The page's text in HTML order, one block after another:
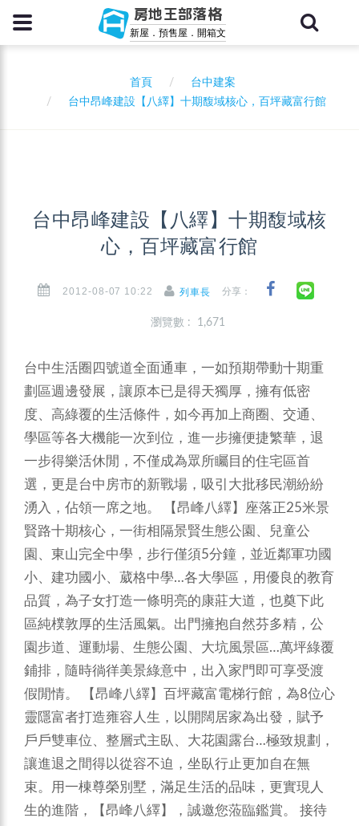
房地王部落格
新屋．預售屋．開箱文
首頁
台中建案
台中昂峰建設【八繹】十期馥域核心，百坪藏富行館
台中昂峰建設【八繹】十期馥域核
心，百坪藏富行館
2012-08-07 10:22 列車長 分享：
瀏覽數 : 1,671
台中生活圈四號道全面通車，一如預期帶動十期重
劃區週邊發展，讓原本已是得天獨厚，擁有低密
度、高綠覆的生活條件，如今再加上商圈、交通、
學區等各大機能一次到位，進一步擁便捷繁華，退
一步得樂活休閒，不僅成為眾所矚目的住宅區首
選，更是台中房市的新戰場，吸引大批移民潮紛紛
湧入，佔領一席之地。
【昂峰八繹】座落正25米景
賢路十期核心，一街相隔景賢生態公園、兒童公
園、東山完全中學，步行僅須5分鐘，並近鄰軍功國
小、建功國小、葳格中學…各大學區，用優良的教育
品質，為子女打造一條明亮的康莊大道，也奠下此
區純樸敦厚的生活風氣。出門擁抱自然芬多精，公
園步道、運動場、生態公園、大坑風景區…萬坪綠覆
鋪排，隨時徜徉美景綠意中，出入家門即可享受渡
假閒情。
【昂峰八繹】百坪藏富電梯行館，為8位心
靈隱富者打造雍容人生，以開闊居家為出發，賦予
戶戶雙車位、整層式主臥、大花園露台…極致規劃，
讓進退之間得以從容不迫，坐臥行止更加自在無
束。用一棟尊榮別墅，滿足生活的品味，更實現人
生的進階，【昂峰八繹】，誠邀您蒞臨鑑賞。 接待